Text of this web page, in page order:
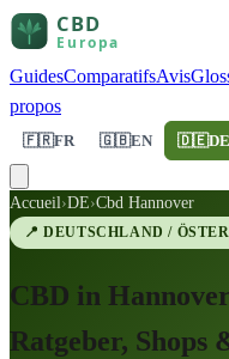
GuidesComparatifsAvis
propos
🇫🇷FR 🇬🇧EN 🇩🇪DE
Accueil›DE›Cbd Hannover
📍DEUTSCHLAND /
CBD in
Ratgeber, Shops